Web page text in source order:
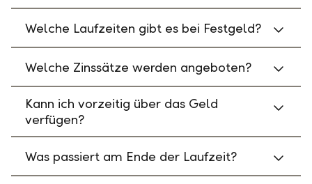
Welche Laufzeiten gibt es bei Festgeld?
Welche Zinssätze werden angeboten?
Kann ich vorzeitig über das Geld
verfügen?
Was passiert am Ende der Laufzeit?